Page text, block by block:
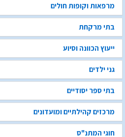
מרפאות וקופות חולים
בתי מרקחת
ייעוץ הכוונה וסיוע
גני ילדים
בתי ספר יסודיים
מרכזים קהילתיים ומועדונים
חוגי המתנ"ס